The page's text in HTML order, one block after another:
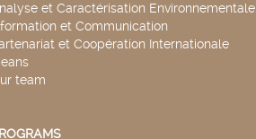
et Caractérisation Environnementale
et Communication
et Coopération Internationale
team